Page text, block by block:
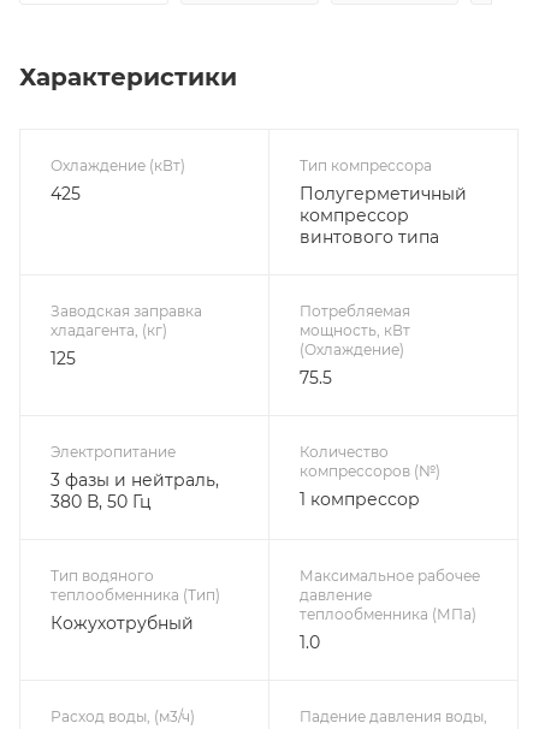
Характеристики
Охлаждение (кВт)
425
Тип компрессора
Полугерметичный
компрессор
винтового типа
Заводская заправка
хладагента, (кг)
125
Потребляемая
мощность, кВт
(Охлаждение)
75.5
Электропитание
3 фазы и нейтраль,
380 В, 50 Гц
Количество
компрессоров (№)
1 компрессор
Тип водяного
теплообменника (Тип)
Кожухотрубный
Максимальное рабочее
давление
теплообменника (МПа)
1.0
Расход воды, (м3/ч)
Падение давления воды,